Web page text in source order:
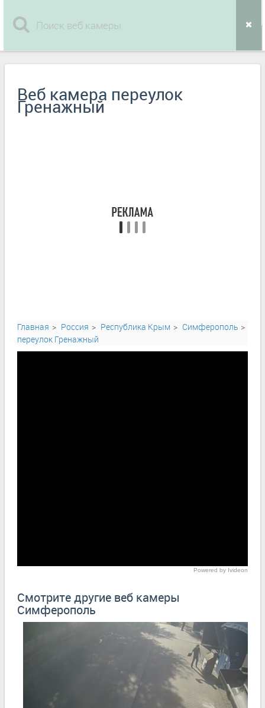
Веб камера переулок
Гренажный
Главная Россия Республика Крым
Симферополь
переулок Гренажный
Powered by Ivideon
Смотрите другие веб камеры
Симферополь